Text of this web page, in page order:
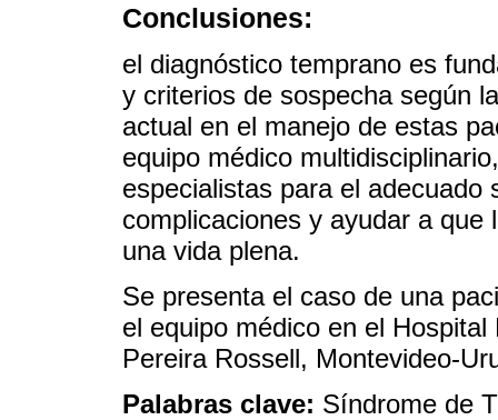
Conclusiones:
el diagnóstico temprano es
y criterios de sospecha según
actual en el manejo de estas
equipo médico
especialistas para el
complicaciones y ayudar a
una vida plena.
Se presenta el caso de una
el equipo médico en el
Pereira Rossell, Montevideo-
Palabras clave: Síndrome de